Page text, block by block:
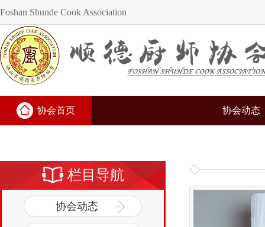
Foshan Shunde Cook Association
协会首页 协会动态
栏目导航
协会动态